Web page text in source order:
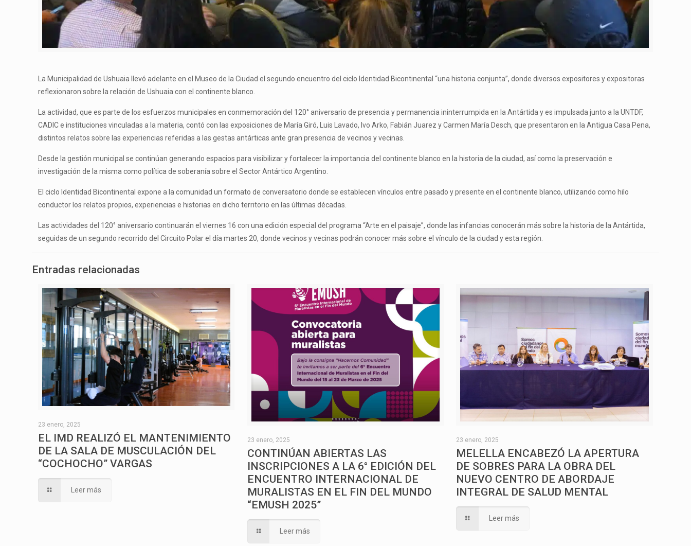
La Municipalidad de Ushuaia llevó adelante en el Museo de la Ciudad el segundo encuentro del ciclo Identidad Bicontinental “una historia conjunta”, donde diversos expositores y expositoras
reflexionaron sobre la relación de Ushuaia con el continente blanco.
La actividad, que es parte de los esfuerzos municipales en conmemoración del 120° aniversario de presencia y permanencia ininterrumpida en la Antártida y es impulsada junto a la UNTDF,
CADIC e instituciones vinculadas a la materia, contó con las exposiciones de María Giró, Luis Lavado, Ivo Arko, Fabián Juarez y Carmen María Desch, que presentaron en la Antigua Casa Pena,
distintos relatos sobre las experiencias referidas a las gestas antárticas ante gran presencia de vecinos y vecinas.
Desde la gestión municipal se continúan generando espacios para visibilizar y fortalecer la importancia del continente blanco en la historia de la ciudad, así como la preservación e
investigación de la misma como política de soberanía sobre el Sector Antártico Argentino.
El ciclo Identidad Bicontinental expone a la comunidad un formato de conversatorio donde se establecen vínculos entre pasado y presente en el continente blanco, utilizando como hilo
conductor los relatos propios, experiencias e historias en dicho territorio en las últimas décadas.
Las actividades del 120° aniversario continuarán el viernes 16 con una edición especial del programa “Arte en el paisaje”, donde las infancias conocerán más sobre la historia de la Antártida,
seguidas de un segundo recorrido del Circuito Polar el día martes 20, donde vecinos y vecinas podrán conocer más sobre el vínculo de la ciudad y esta región.
Entradas relacionadas
23 enero, 2025
EL IMD REALIZÓ EL MANTENIMIENTO
DE LA SALA DE MUSCULACIÓN DEL
“COCHOCHO” VARGAS
Leer más
23 enero, 2025
CONTINÚAN ABIERTAS LAS
INSCRIPCIONES A LA 6° EDICIÓN DEL
ENCUENTRO INTERNACIONAL DE
MURALISTAS EN EL FIN DEL MUNDO
“EMUSH 2025”
Leer más
23 enero, 2025
MELELLA ENCABEZÓ LA APERTURA
DE SOBRES PARA LA OBRA DEL
NUEVO CENTRO DE ABORDAJE
INTEGRAL DE SALUD MENTAL
Leer más